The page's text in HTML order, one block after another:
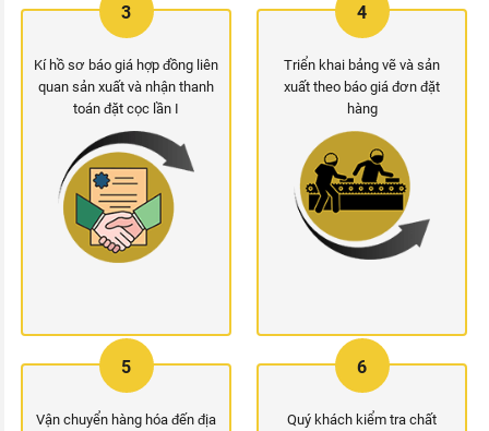
3
Kí hồ sơ báo giá hợp đồng liên
quan sản xuất và nhận thanh
toán đặt cọc lần I
4
Triển khai bảng vẽ và sản
xuất theo báo giá đơn đặt
hàng
5
Vận chuyển hàng hóa đến địa
6
Quý khách kiểm tra chất